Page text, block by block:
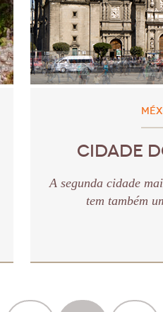
CIDADE
A segunda cidade
tem também